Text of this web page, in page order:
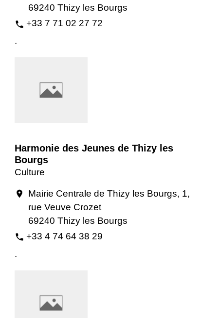
69240 Thizy les Bourgs
phone +33 7 71 02 27 72
.
Harmonie des Jeunes de Thizy les
Bourgs
Culture
location_on
Mairie Centrale de Thizy les Bourgs, 1,
rue Veuve Crozet
69240 Thizy les Bourgs
phone +33 4 74 64 38 29
.